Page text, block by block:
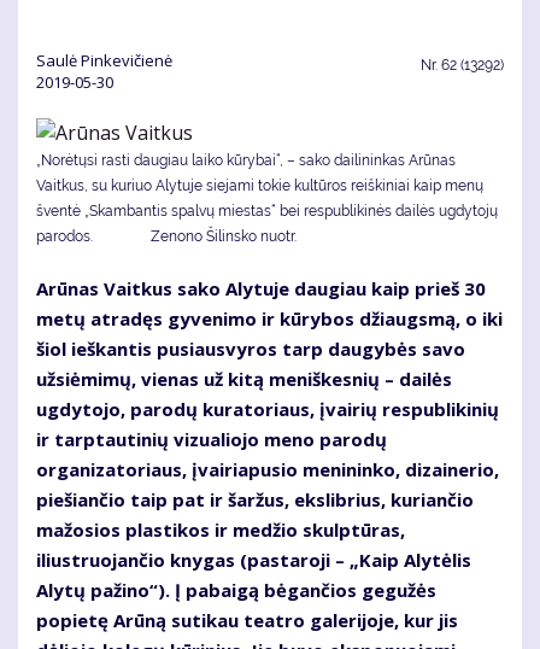
Saulė Pinkevičienė
2019-05-30
Nr. 62 (13292)
„Norėtųsi rasti daugiau laiko kūrybai“, – sako dailininkas Arūnas
Vaitkus, su kuriuo Alytuje siejami tokie kultūros reiškiniai kaip menų
šventė „Skambantis spalvų miestas“ bei respublikinės dailės ugdytojų
parodos. Zenono Šilinsko nuotr.
Arūnas Vaitkus sako Alytuje daugiau kaip prieš 30
metų atradęs gyvenimo ir kūrybos džiaugsmą, o iki
šiol ieškantis pusiausvyros tarp daugybės savo
užsiėmimų, vienas už kitą meniškesnių – dailės
ugdytojo, parodų kuratoriaus, įvairių respublikinių
ir tarptautinių vizualiojo meno parodų
organizatoriaus, įvairiapusio menininko, dizainerio,
piešiančio taip pat ir šaržus, ekslibrius, kuriančio
mažosios plastikos ir medžio skulptūras,
iliustruojančio knygas (pastaroji – „Kaip Alytėlis
Alytų pažino“). Į pabaigą bėgančios gegužės
popietę Arūną sutikau teatro galerijoje, kur jis